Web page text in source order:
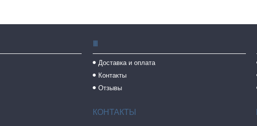
Ⅲ
Доставка и оплата
Контакты
Отзывы